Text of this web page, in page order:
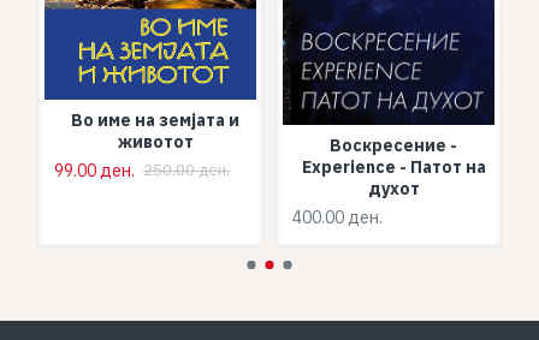
Во име на земјата и
животот
99.00 ден. 250.00 ден.
Воскресение -
Experience - Патот на
духот
400.00 ден.